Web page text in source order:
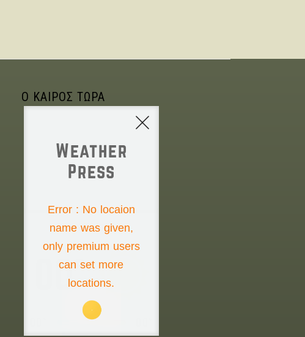
Ο ΚΑΙΡΟΣ ΤΩΡΑ
Weather
Press
Error : No locaion
name was given,
only premium users
can set more
locations.
Saturday the 8th
00°